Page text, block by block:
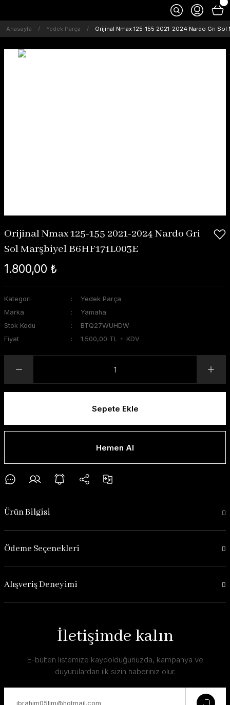
Anasayfa Yedek Parça Orijinal Nmax 125-155 2021-2024 Nardo Gri Sol
Orijinal Nmax 125-155 2021-2024 Nardo Gri
Sol Marşbiyel B6HF171L003E
1.800,00 ₺
Kategori
Yedek Parça
Marka
Yamaha
Stok Kodu
BTQ27WUHDW
Fiyat
1.500,00 TL + KDV
Sepete Ekle
Hemen Al
Ürün Bilgisi
Ödeme Seçenekleri
Alışveriş Deneyimi
İletişimde kalın
E-bülten listemize kaydolduğunuzda, kampanya ve
duyurulardan ilk sizin haberiniz olur.